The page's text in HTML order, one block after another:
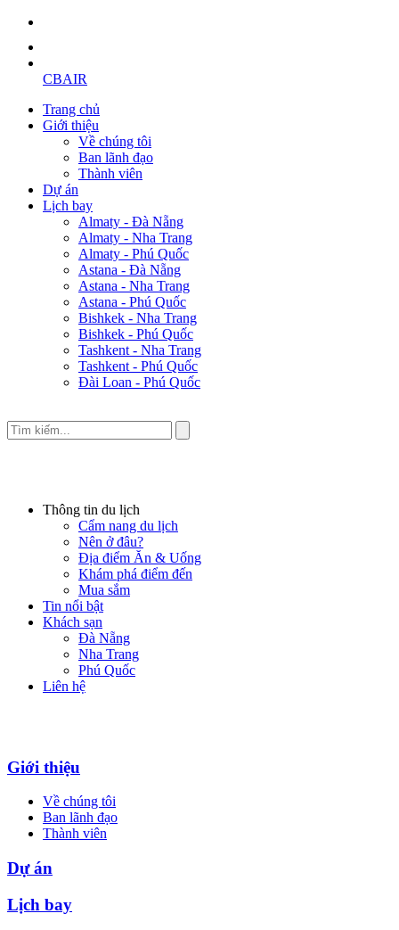
CBAIR
Trang chủ
Giới thiệu
Về chúng tôi
Ban lãnh đạo
Thành viên
Dự án
Lịch bay
Almaty - Đà Nẵng
Almaty - Nha Trang
Almaty - Phú Quốc
Astana - Đà Nẵng
Astana - Nha Trang
Astana - Phú Quốc
Bishkek - Nha Trang
Bishkek - Phú Quốc
Tashkent - Nha Trang
Tashkent - Phú Quốc
Đài Loan - Phú Quốc
Thông tin du lịch
Cẩm nang du lịch
Nên ở đâu?
Địa điểm Ăn & Uống
Khám phá điểm đến
Mua sắm
Tin nổi bật
Khách sạn
Đà Nẵng
Nha Trang
Phú Quốc
Liên hệ
Giới thiệu
Về chúng tôi
Ban lãnh đạo
Thành viên
Dự án
Lịch bay